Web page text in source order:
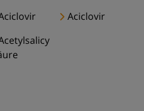
Aciclovir